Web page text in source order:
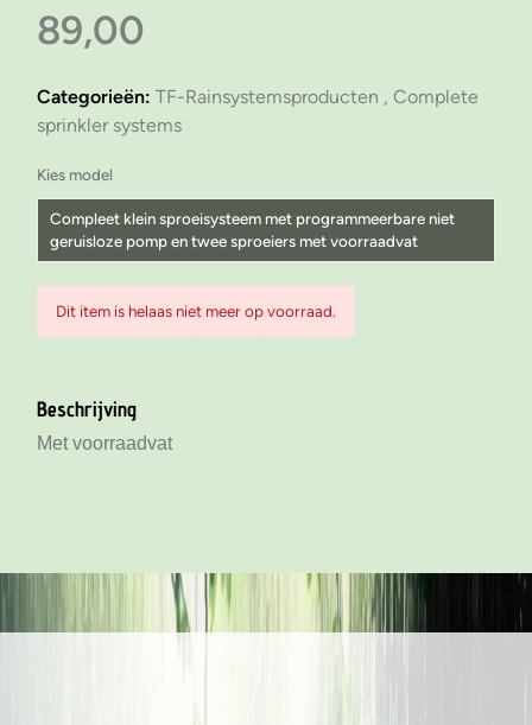
89,00
Categorieën: TF-Rainsystemsproducten , Complete
sprinkler systems
Kies model
Compleet klein sproeisysteem met programmeerbare niet
geruisloze pomp en twee sproeiers met voorraadvat
Compleet klein sproeisysteem met programmeerbare niet
geruisloze pomp en twee sproeiers
Dit item is helaas niet meer op voorraad.
Beschrijving
Met voorraadvat